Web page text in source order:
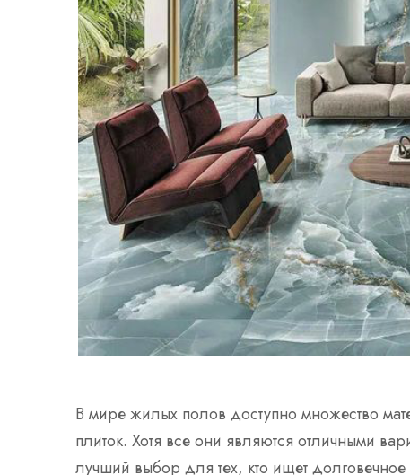
В мире жилых полов доступно множество
плиток. Хотя все они являются отличными
лучший выбор для тех, кто ищет